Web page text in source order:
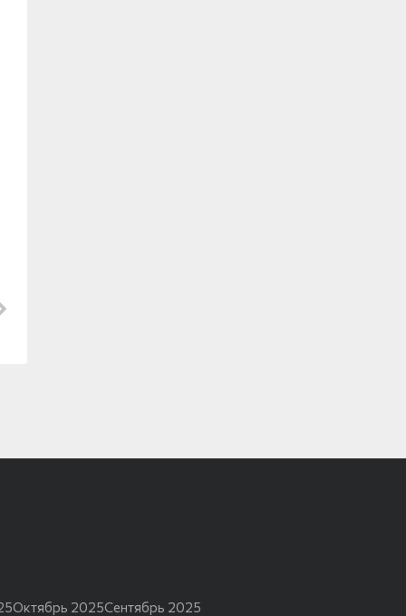
Октябрь 2025Сентябрь 2025